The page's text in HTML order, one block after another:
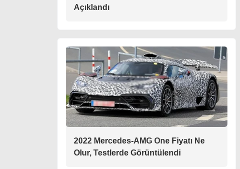
Açıklandı
2022 Mercedes-AMG One Fiyatı Ne
Olur, Testlerde Görüntülendi